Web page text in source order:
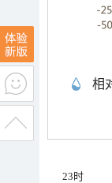
相
23时